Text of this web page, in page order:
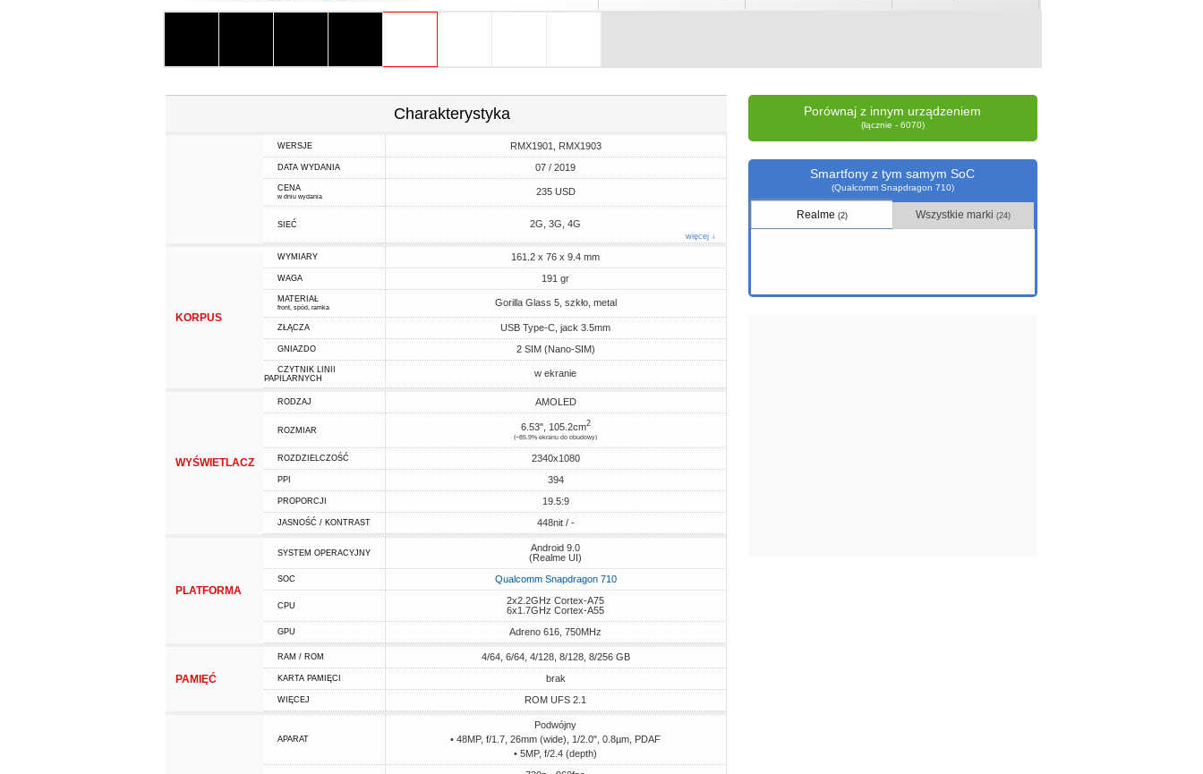
Charakterystyka
WERSJE RMX1901, RMX1903
DATA WYDANIA 07 / 2019
CENA
w dniu wydania 235 USD
SIEĆ 2G, 3G, 4G
więcej ↓
KORPUS
WYMIARY 161.2 x 76 x 9.4 mm
WAGA 191 gr
MATERIAŁ
front, spód, ramka Gorilla Glass 5, szkło, metal
ZŁĄCZA USB Type-C, jack 3.5mm
GNIAZDO 2 SIM (Nano-SIM)
CZYTNIK LINII
PAPILARNYCH
w ekranie
WYŚWIETLACZ
RODZAJ AMOLED
ROZMIAR 6.53", 105.2cm2
(~85.9% ekranu do obudowy)
ROZDZIELCZOŚĆ 2340x1080
PPI 394
PROPORCJI 19.5:9
JASNOŚĆ / KONTRAST 448nit / -
PLATFORMA
SYSTEM OPERACYJNY
Android 9.0
(Realme UI)
SOC Qualcomm Snapdragon 710
CPU
2x2.2GHz Cortex-A75
6x1.7GHz Cortex-A55
GPU Adreno 616, 750MHz
PAMIĘĆ
RAM / ROM 4/64, 6/64, 4/128, 8/128, 8/256 GB
KARTA PAMIĘCI brak
WIĘCEJ ROM UFS 2.1
APARAT
Podwójny
• 48MP, f/1.7, 26mm (wide), 1/2.0", 0.8µm, PDAF
• 5MP, f/2.4 (depth)
Porównaj z innym urządzeniem
(łącznie - 6070)
Smartfony z tym samym SoC
(Qualcomm Snapdragon 710)
Realme (2) Wszystkie marki(24)